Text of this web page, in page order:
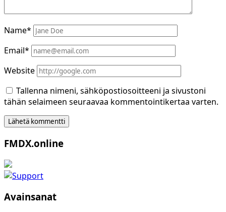
Name*
Email*
Website
Tallenna nimeni, sähköpostiosoitteeni ja sivustoni
tähän selaimeen seuraavaa kommentointikertaa varten.
Sidebar
FMDX.online
Avainsanat